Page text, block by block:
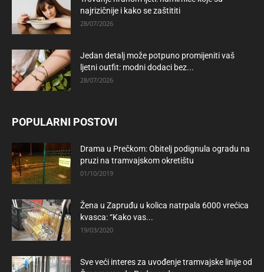
najrizičnije i kako se zaštititi
28/07/2026
Jedan detalj može potpuno promijeniti vaš
ljetni outfit: modni dodaci bez...
28/07/2026
POPULARNI POSTOVI
Drama u Prečkom: Obitelj podignula ogradu na
pruzi na tramvajskom okretištu
01/10/2019
Žena u Zapruđu u kolica natrpala 6000 vrećica
kvasca: “Kako vas...
19/03/2020
Sve veći interes za uvođenje tramvajske linije od